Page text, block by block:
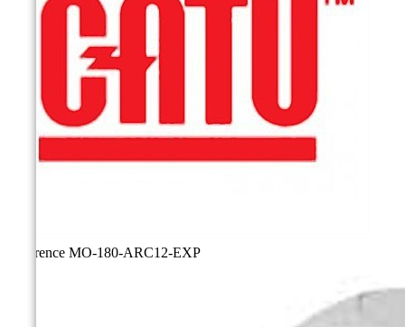
Référence MO-180-ARC12-EXP